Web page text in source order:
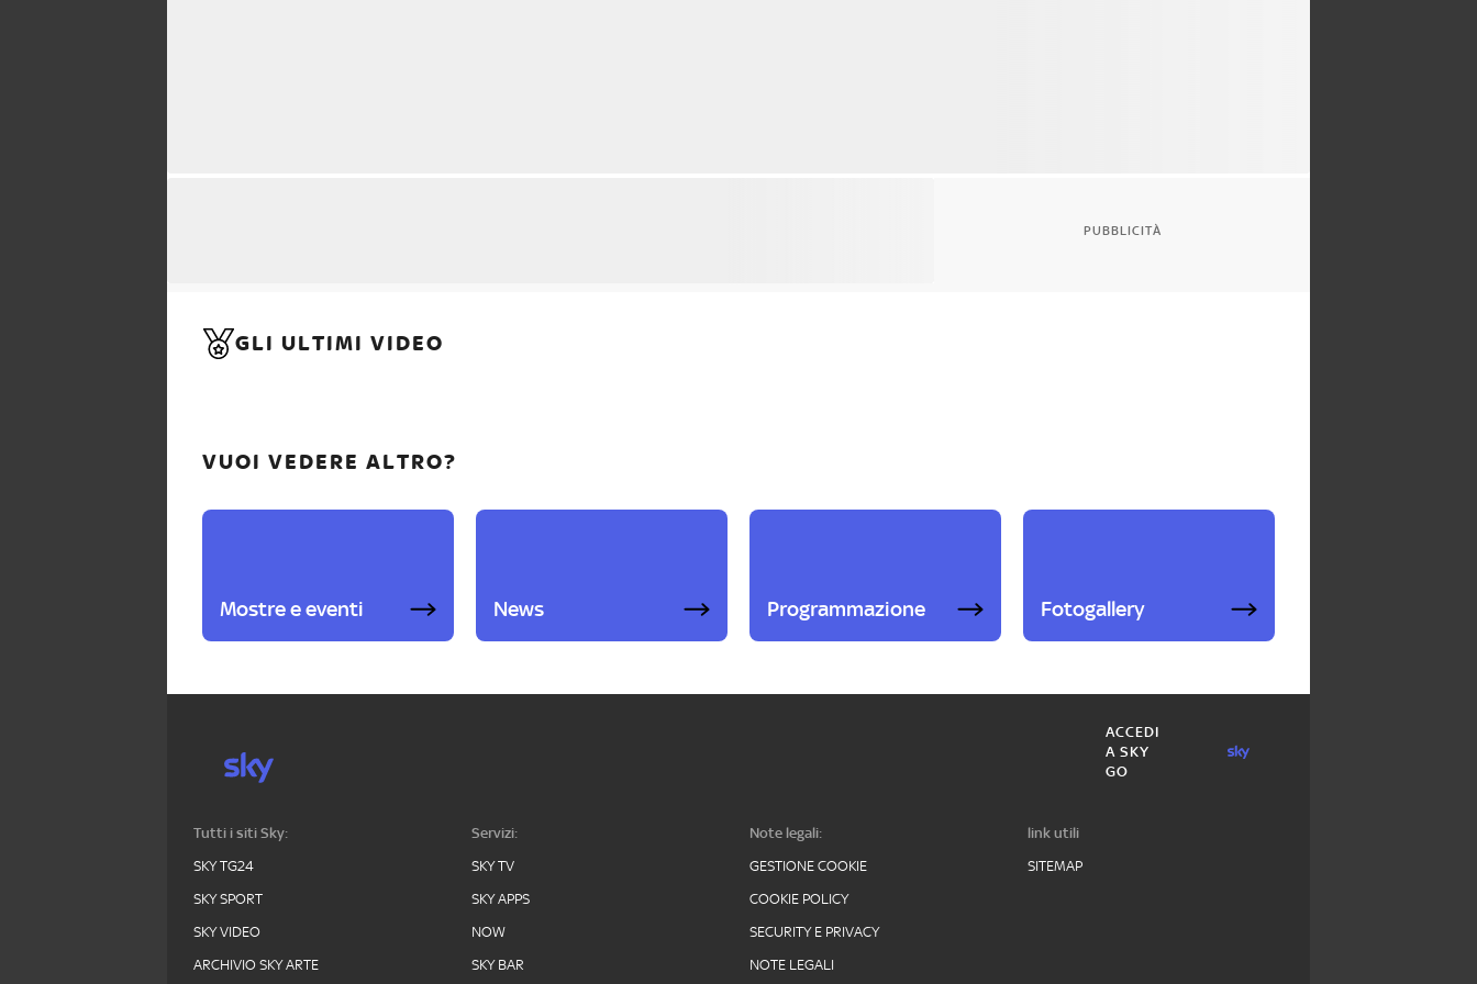
PUBBLICITÀ
GLI ULTIMI VIDEO
VUOI VEDERE ALTRO?
Mostre e eventi News Programmazione Fotogallery
ACCEDI
A SKY
GO
Tutti i siti Sky:
SKY TG24
SKY SPORT
SKY VIDEO
ARCHIVIO SKY ARTE
Servizi:
SKY TV
SKY APPS
NOW
SKY BAR
Note legali:
GESTIONE COOKIE
COOKIE POLICY
SECURITY E PRIVACY
NOTE LEGALI
link utili
SITEMAP